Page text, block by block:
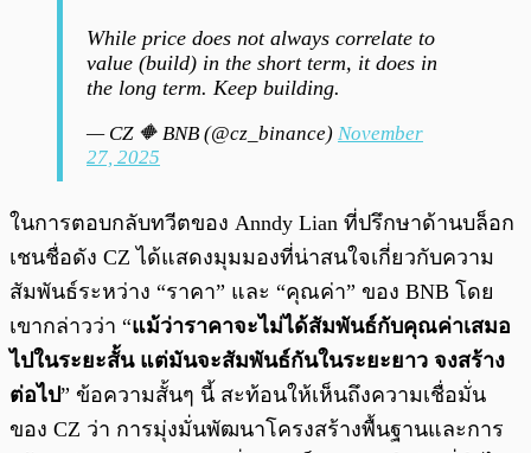
While price does not always correlate to
value (build) in the short term, it does in
the long term. Keep building.
— CZ 🔶 BNB (@cz_binance) November
27, 2025
ในการตอบกลับทวีตของ Anndy Lian ที่ปรึกษาด้านบล็อก
เชนชื่อดัง CZ ได้แสดงมุมมองที่น่าสนใจเกี่ยวกับความ
สัมพันธ์ระหว่าง “ราคา” และ “คุณค่า” ของ BNB โดย
เขากล่าวว่า “แม้ว่าราคาจะไม่ได้สัมพันธ์กับคุณค่าเสมอ
ไปในระยะสั้น แต่มันจะสัมพันธ์กันในระยะยาว จงสร้าง
ต่อไป” ข้อความสั้นๆ นี้ สะท้อนให้เห็นถึงความเชื่อมั่น
ของ CZ ว่า การมุ่งมั่นพัฒนาโครงสร้างพื้นฐานและการ